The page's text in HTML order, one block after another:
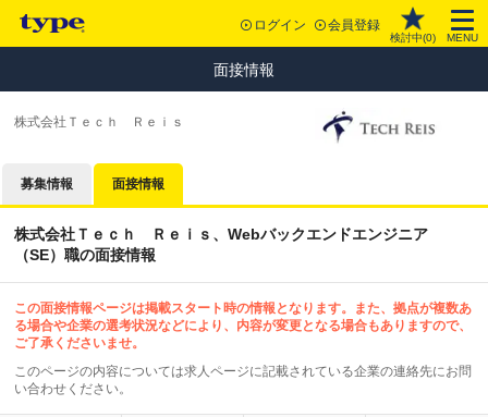
ログイン 会員登録
検討中(0) MENU
面接情報
株式会社Ｔｅｃｈ Ｒｅｉｓ
募集情報 面接情報
株式会社Ｔｅｃｈ Ｒｅｉｓ、Webバックエンドエンジニア
（SE）職の面接情報
この面接情報ページは掲載スタート時の情報となります。また、拠点が複数あ
る場合や企業の選考状況などにより、内容が変更となる場合もありますので、
ご了承くださいませ。
このページの内容については求人ページに記載されている企業の連絡先にお問
い合わせください。